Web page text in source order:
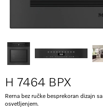
H 7464 BPX
Rerna bez ručke besprekoran dizajn
osvetljenjem.